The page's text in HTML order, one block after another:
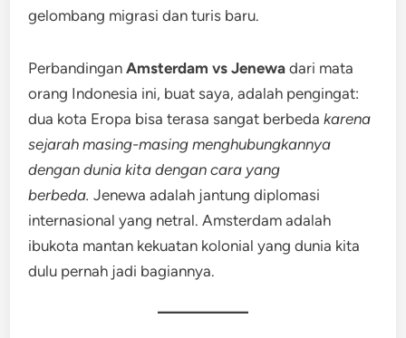
gelombang migrasi dan turis baru.
PerbandinganAmsterdam vs Jenewa dari mata
orang Indonesia ini, buat saya, adalah pengingat:
dua kota Eropa bisa terasa sangat berbedakarena
sejarah masing-masing menghubungkannya
dengan dunia kita dengan cara yang
berbeda. Jenewa adalah jantung diplomasi
internasional yang netral. Amsterdam adalah
ibukota mantan kekuatan kolonial yang dunia kita
dulu pernah jadi bagiannya.